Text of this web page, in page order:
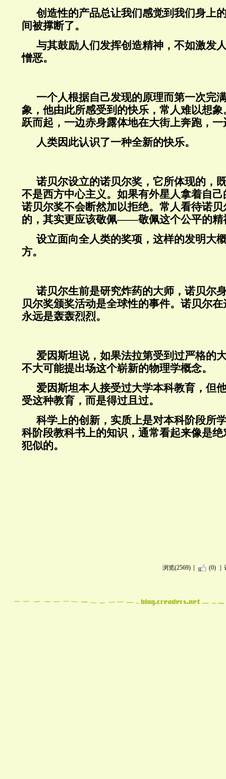
创造性的产品总让我们感觉到我们身上
间被撑断了。
与其鼓励人们发挥创造精神，不如激发
憎恶。
一个人根据自己发现的原理而第一次完
象，他由此所感受到的快乐，常人难以想
跃而起，一边赤身露体地在大街上奔跑，
人类因此认识了一种全新的快乐。
诺贝尔设立的诺贝尔奖，它所体现的，
不是西方中心主义。如果有外星人拿着自
诺贝尔奖不会断然加以拒绝。常人看待诺
的，其实更应该敬佩——敬佩这个公平的精
设立面向全人类的奖项，这样的发明大
方。
诺贝尔生前是研究炸药的大师，诺贝尔
贝尔奖颁奖活动是全球性的事件。诺贝尔
永远是轰轰烈烈。
爱因斯坦说，如果法拉第受到过严格的
不大可能提出场这个崭新的物理学概念。
爱因斯坦本人接受过大学本科教育，但
受这种教育，而是得过且过。
科学上的创新，实质上是对本科阶段所
科阶段教科书上的知识，通常看起来像是
犯似的。
浏览(2569) (0)